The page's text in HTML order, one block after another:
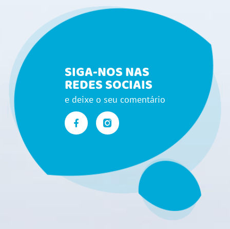
SIGA-NOS NAS
REDES SOCIAIS
e deixe o seu comentário